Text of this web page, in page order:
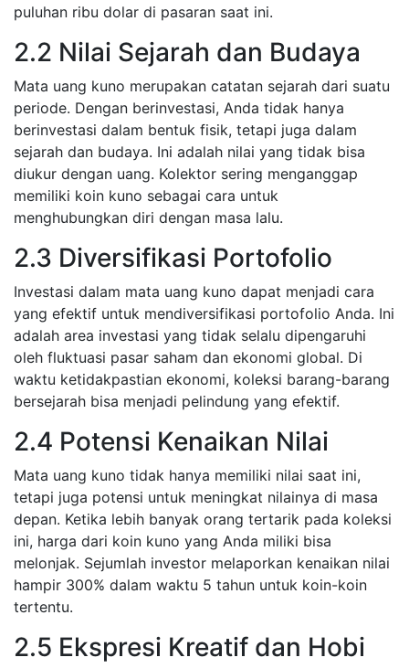
puluhan ribu dolar di pasaran saat ini.
2.2 Nilai Sejarah dan Budaya
Mata uang kuno merupakan catatan sejarah dari suatu
periode. Dengan berinvestasi, Anda tidak hanya
berinvestasi dalam bentuk fisik, tetapi juga dalam
sejarah dan budaya. Ini adalah nilai yang tidak bisa
diukur dengan uang. Kolektor sering menganggap
memiliki koin kuno sebagai cara untuk
menghubungkan diri dengan masa lalu.
2.3 Diversifikasi Portofolio
Investasi dalam mata uang kuno dapat menjadi cara
yang efektif untuk mendiversifikasi portofolio Anda. Ini
adalah area investasi yang tidak selalu dipengaruhi
oleh fluktuasi pasar saham dan ekonomi global. Di
waktu ketidakpastian ekonomi, koleksi barang-barang
bersejarah bisa menjadi pelindung yang efektif.
2.4 Potensi Kenaikan Nilai
Mata uang kuno tidak hanya memiliki nilai saat ini,
tetapi juga potensi untuk meningkat nilainya di masa
depan. Ketika lebih banyak orang tertarik pada koleksi
ini, harga dari koin kuno yang Anda miliki bisa
melonjak. Sejumlah investor melaporkan kenaikan nilai
hampir 300% dalam waktu 5 tahun untuk koin-koin
tertentu.
2.5 Ekspresi Kreatif dan Hobi